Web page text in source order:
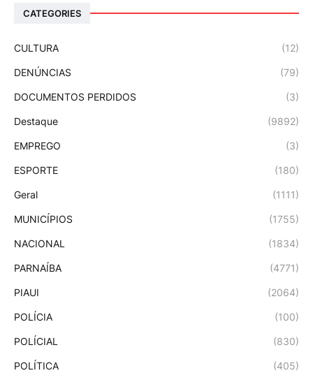
CATEGORIES
CULTURA (12)
DENÚNCIAS (79)
DOCUMENTOS PERDIDOS (3)
Destaque (9892)
EMPREGO (3)
ESPORTE (180)
Geral (1111)
MUNICÍPIOS (1755)
NACIONAL (1834)
PARNAÍBA (4771)
PIAUI (2064)
POLÍCIA (100)
POLÍCIAL (830)
POLÍTICA (405)